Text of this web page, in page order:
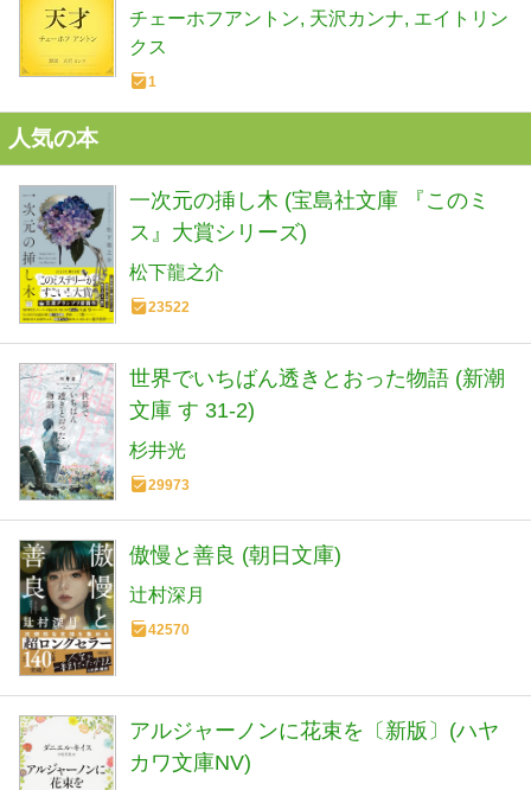
チェーホフアントン 天沢カンナ エイトリン
クス
1
人気の本
一次元の挿し木 (宝島社文庫 『このミ
ス』大賞シリーズ)
松下龍之介
23522
世界でいちばん透きとおった物語 (新潮
文庫 す 31-2)
杉井光
29973
傲慢と善良 (朝日文庫)
辻村深月
42570
アルジャーノンに花束を〔新版〕(ハヤ
カワ文庫NV)